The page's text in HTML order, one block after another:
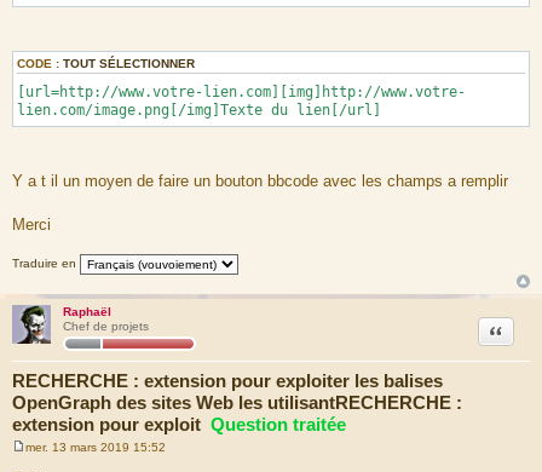
CODE : TOUT SÉLECTIONNER
[url=http://www.votre-lien.com][img]http://www.votre-
lien.com/image.png[/img]Texte du lien[/url]
Y a t il un moyen de faire un bouton bbcode avec les champs a remplir
Merci
Traduire en
Raphaël
Chef de projets
RECHERCHE : extension pour exploiter les balises
OpenGraph des sites Web les utilisantRECHERCHE :
extension pour exploit Question traitée
Citation
mer. 13 mars 2019 15:52